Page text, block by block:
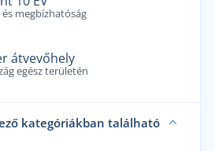
megbízhatóság
átvevőhely
egész területén
kategóriákban található